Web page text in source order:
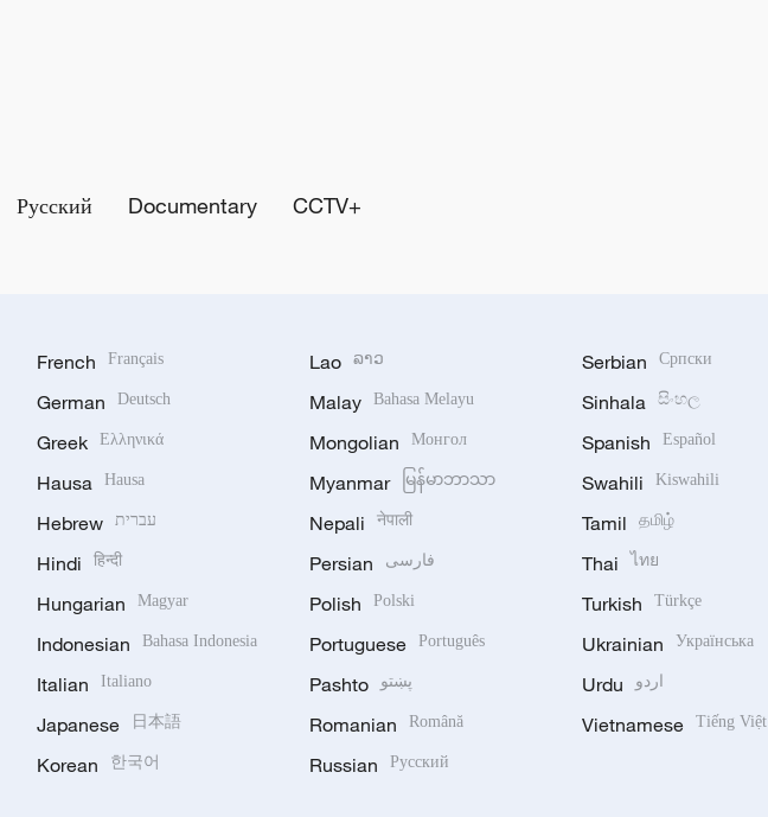
Русский Documentary CCTV+
French Français
German Deutsch
Greek Ελληνικά
Hausa Hausa
Hebrew עברית
Hindi हिन्दी
Hungarian Magyar
Indonesian Bahasa Indonesia
Italian Italiano
Japanese 日本語
Korean 한국어
Lao ລາວ
Malay Bahasa Melayu
Mongolian Монгол
Myanmar မြန်မာဘာသာ
Nepali नेपाली
Persian فارسی
Polish Polski
Portuguese Português
Pashto پښتو
Romanian Română
Russian Русский
Serbian Српски
Sinhala සිංහල
Spanish Español
Swahili Kiswahili
Tamil தமிழ்
Thai ไทย
Turkish Türkçe
Ukrainian Українська
Urdu اردو
Vietnamese Tiếng Việt